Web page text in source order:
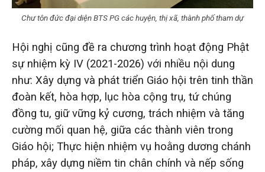
Chư tôn đức đại diện BTS PG các huyện, thị xã, thành phố tham dự
Hội nghị cũng đề ra chương trình hoạt động Phật
sự nhiệm kỳ IV (2021-2026) với nhiều nội dung
như: Xây dựng và phát triển Giáo hội trên tinh thần
đoàn kết, hòa hợp, lục hòa cộng trụ, tứ chúng
đồng tu, giữ vững kỷ cương, trách nhiệm và tăng
cường mối quan hệ, giữa các thành viên trong
Giáo hội; Thực hiện nhiệm vụ hoằng dương chánh
pháp, xây dựng niềm tin chân chính và nếp sống